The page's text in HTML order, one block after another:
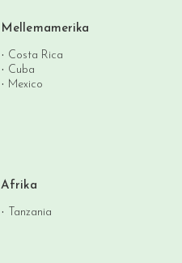
Mellemamerika
Costa Rica
Cuba
Mexico
Afrika
Tanzania